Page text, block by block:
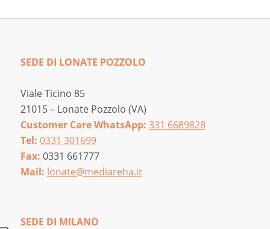
SEDE DI LONATE POZZOLO
Viale Ticino 85
21015 – Lonate Pozzolo (VA)
Customer Care WhatsApp: 331 6689828
Tel: 0331 301699
Fax: 0331 661777
Mail: lonate@mediareha.it
SEDE DI MILANO